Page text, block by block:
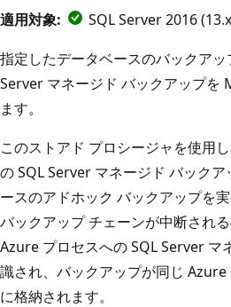
適用対象:
SQL Server 2016
指定したデータベースのバックア
Server マネージド バックアップ
ます。
このストアド プロシージャを使用
の SQL Server マネージド バック
ースのアドホック バックアップを
バックアップ チェーンが中断され
Azure プロセスへの SQL Server マ
識され、バックアップが同じ
に格納されます。